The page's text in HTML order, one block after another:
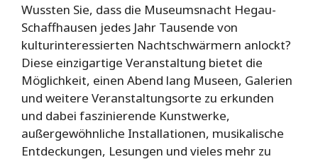
Wussten Sie, dass die Museumsnacht Hegau-
Schaffhausen jedes Jahr Tausende von
kulturinteressierten Nachtschwärmern anlockt?
Diese einzigartige Veranstaltung bietet die
Möglichkeit, einen Abend lang Museen, Galerien
und weitere Veranstaltungsorte zu erkunden
und dabei faszinierende Kunstwerke,
außergewöhnliche Installationen, musikalische
Entdeckungen, Lesungen und vieles mehr zu